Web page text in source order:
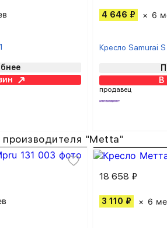
4 646 ₽ 6
Кресло Samurai
В
продавец
"Metta"
18 658 ₽
3 110 ₽ 6